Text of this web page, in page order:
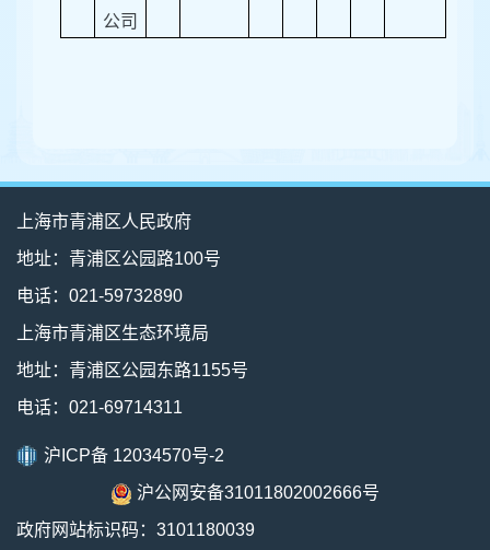
公司
上海市青浦区人民政府
地址：青浦区公园路100号
电话：021-59732890
上海市青浦区生态环境局
地址：青浦区公园东路1155号
电话：021-69714311
沪ICP备 12034570号-2
沪公网安备31011802002666号
政府网站标识码：3101180039